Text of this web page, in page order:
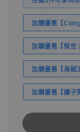
加購優惠【
加購優惠【悟空
加購優惠【海賊
加購優惠【讓子